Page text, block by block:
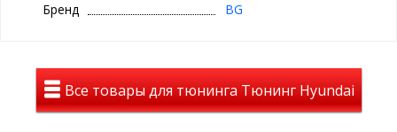
Бренд
BG
Все товары для тюнинга Тюнинг Hyundai